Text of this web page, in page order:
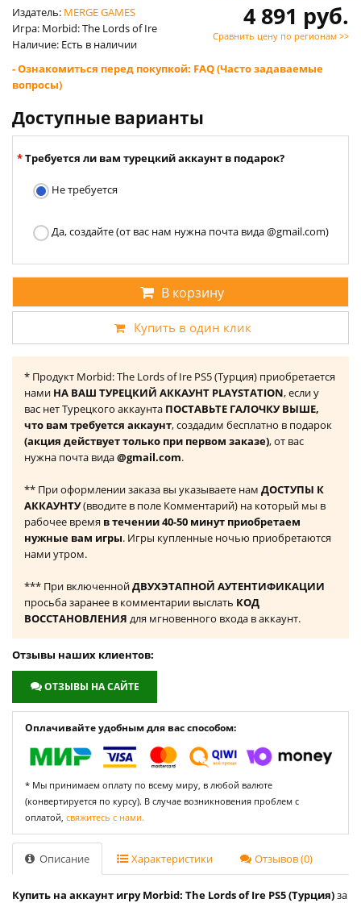
Издатель: MERGE GAMES
Игра: Morbid: The Lords of Ire
Наличие: Есть в наличии
4 891 руб.
Сравнить цену по регионам >>
- Ознакомиться перед покупкой: FAQ (Часто задаваемые
вопросы)
Доступные варианты
Требуется ли вам турецкий аккаунт в подарок?
Не требуется
Да, создайте (от вас нам нужна почта вида @gmail.com)
В корзину
Купить в один клик
* Продукт Morbid: The Lords of Ire PS5 (Турция) приобретается
нами НА ВАШ ТУРЕЦКИЙ АККАУНТ PLAYSTATION, если у
вас нет Турецкого аккаунта ПОСТАВЬТЕ ГАЛОЧКУ ВЫШЕ,
что вам требуется аккаунт, создадим бесплатно в подарок
(акция действует только при первом заказе), от вас
нужна почта вида@gmail.com.
** При оформлении заказа вы указываете нам ДОСТУПЫ К
АККАУНТУ(вводите в поле Комментарий) на который мы в
рабочее время в течении 40-50 минут приобретаем
нужные вам игры. Игры купленные ночью приобретаются
нами утром.
*** При включеннойДВУХЭТАПНОЙ АУТЕНТИФИКАЦИИ
просьба заранее в комментарии выслать КОД
ВОССТАНОВЛЕНИЯ для мгновенного входа в аккаунт.
Отзывы наших клиентов:
ОТЗЫВЫ НА САЙТЕ
Оплачивайте удобным для вас способом:
* Мы принимаем оплату по всему миру, в любой валюте
(конвертируется по курсу). В случае возникновения проблем с
оплатой, свяжитесь с нами.
Описание Характеристики Отзывов (0)
Купить на аккаунт игру Morbid: The Lords of Ire PS5 (Турция)за